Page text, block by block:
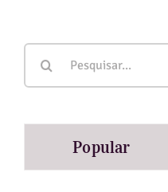
Popular